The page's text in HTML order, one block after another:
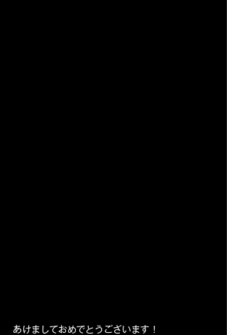
あけましておめでとうございます！